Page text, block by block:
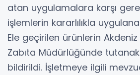
atan uygulamalara karşı
işlemlerin kararlılıkla
Ele geçirilen ürünlerin
Zabıta Müdürlüğünde tutanak
bildirildi. İşletmeye ilgili